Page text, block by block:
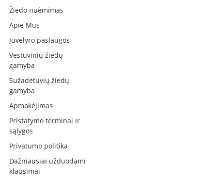
Žiedo nuėmimas
Apie Mus
Juvelyro paslaugos
Vestuvinių žiedų
gamyba
Sužadėtuvių žiedų
gamyba
Apmokėjimas
Pristatymo terminai ir
sąlygos
Privatumo politika
Dažniausiai užduodami
klausimai